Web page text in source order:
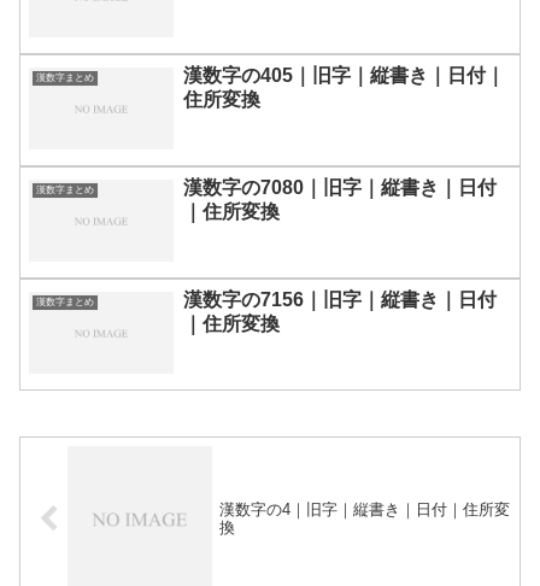
漢数字まとめ
漢数字の405｜旧字｜縦書き｜日付｜
住所変換
漢数字まとめ
漢数字の7080｜旧字｜縦書き｜日付
｜住所変換
漢数字まとめ
漢数字の7156｜旧字｜縦書き｜日付
｜住所変換
漢数字の4｜旧字｜縦書き｜日付｜住所変
換